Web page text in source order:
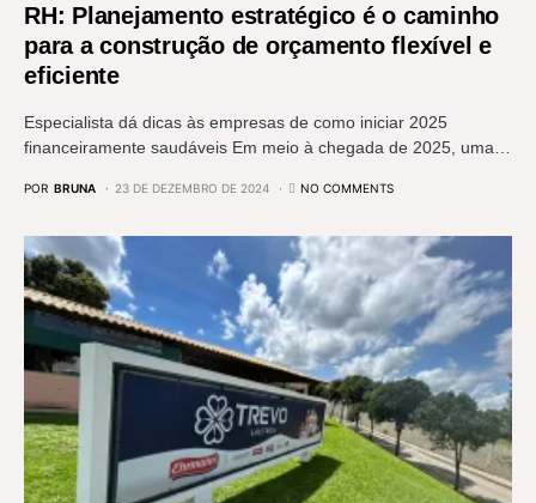
RH: Planejamento estratégico é o caminho
para a construção de orçamento flexível e
eficiente
Especialista dá dicas às empresas de como iniciar 2025
financeiramente saudáveis Em meio à chegada de 2025, uma…
POR BRUNA 23 DE DEZEMBRO DE 2024 NO COMMENTS